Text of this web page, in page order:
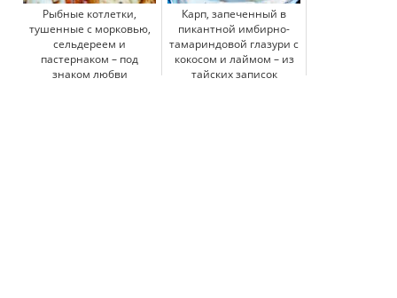
Рыбные котлетки,
тушенные с морковью,
сельдереем и
пастернаком – под
знаком любви
Карп, запеченный в
пикантной имбирно-
тамариндовой глазури с
кокосом и лаймом – из
тайских записок